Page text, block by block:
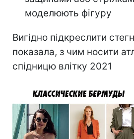
моделюють фігуру
Вигідно підкреслити
показала, з чим носити
спідницю влітку 2021